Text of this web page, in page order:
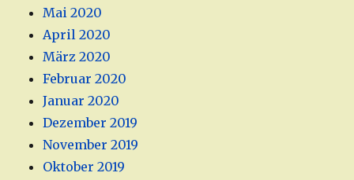
Mai 2020
April 2020
März 2020
Februar 2020
Januar 2020
Dezember 2019
November 2019
Oktober 2019